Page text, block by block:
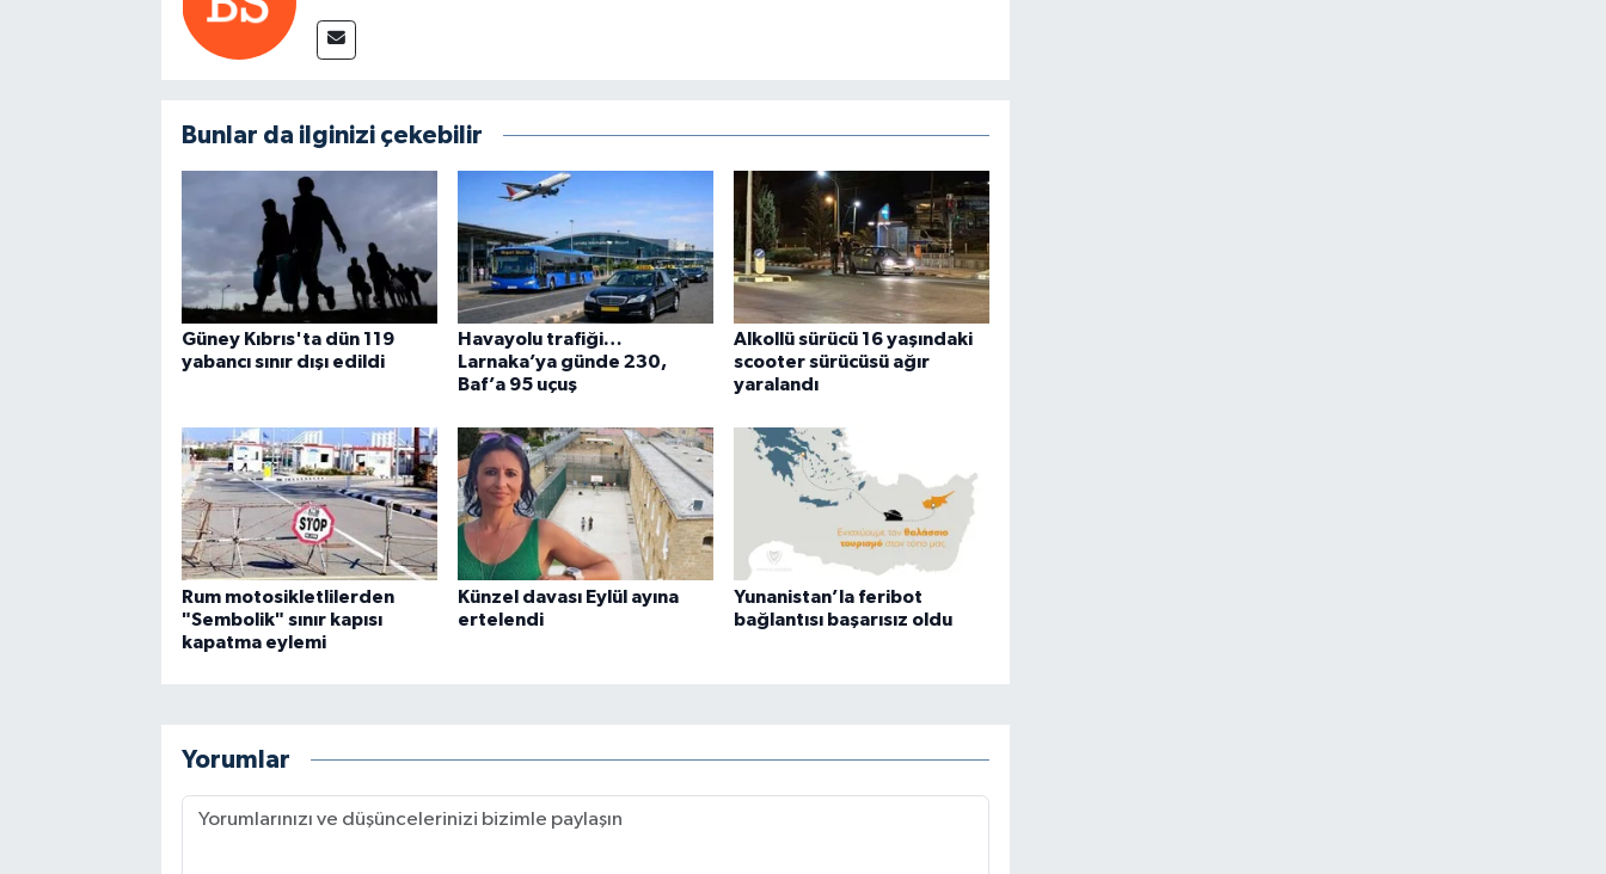
Bunlar da ilginizi çekebilir
Güney Kıbrıs'ta dün 119
yabancı sınır dışı edildi
Havayolu trafiği…
Larnaka’ya günde 230,
Baf’a 95 uçuş
Alkollü sürücü 16 yaşındaki
scooter sürücüsü ağır
yaralandı
Rum motosikletlilerden
"Sembolik" sınır kapısı
kapatma eylemi
Künzel davası Eylül ayına
ertelendi
Yunanistan’la feribot
bağlantısı başarısız oldu
Yorumlar